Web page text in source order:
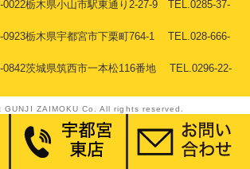
0022栃木県小山市駅東通り2-27-9 TEL.0285-37-
0923栃木県宇都宮市下栗町764-1 TEL.028-666-
0842茨城県筑西市一本松116番地 TEL.0296-22-
GUNJI ZAIMOKU Co. All rights reserved.